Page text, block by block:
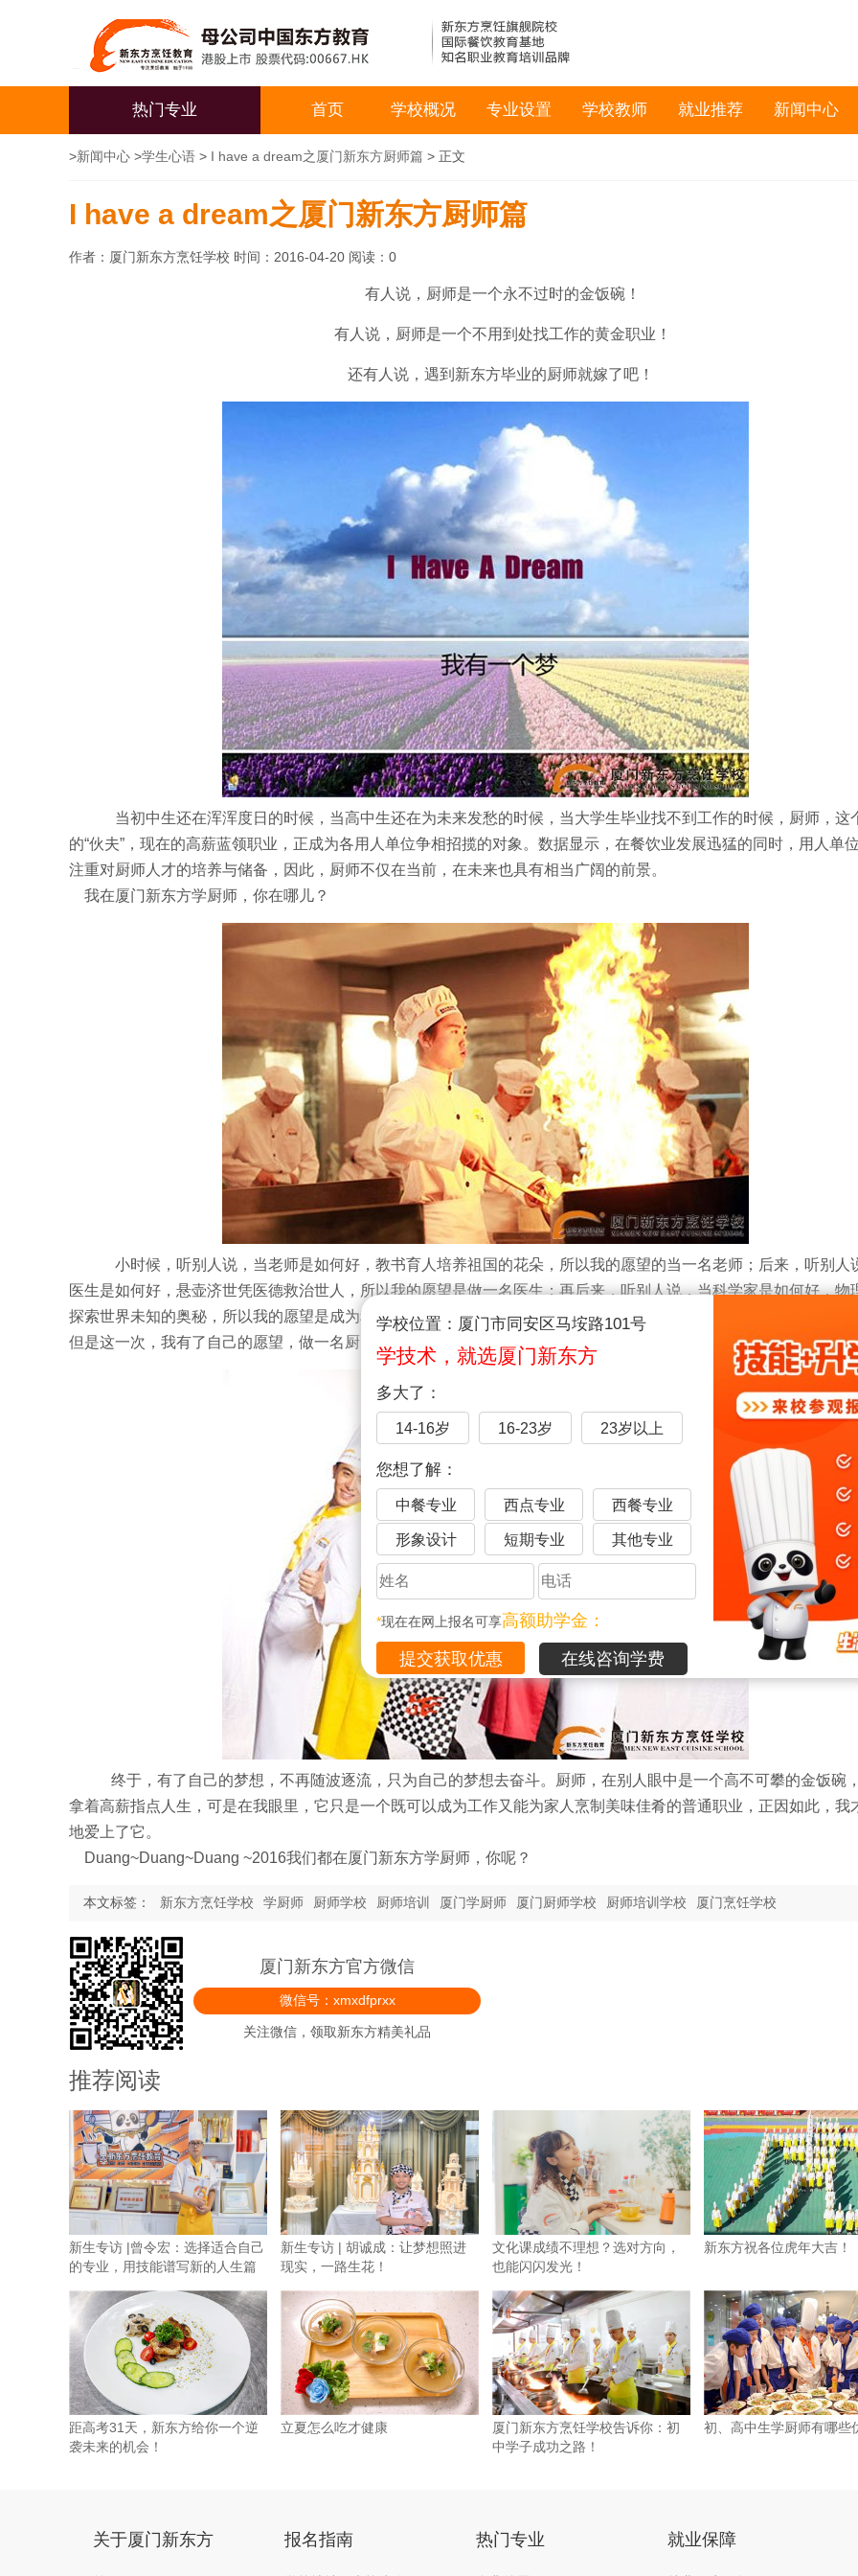
学校位置：厦门市同安区马垵路101号
学技术，就选厦门新东方
多大了：
14-16岁 16-23岁 23岁以上
您想了解：
中餐专业 西点专业 西餐专业
形象设计 短期专业 其他专业
*现在在网上报名可享高额助学金：
在线咨询学费
热门专业 首页 学校概况 专业设置 学校教师 就业推荐 新闻中心
>新闻中心 >学生心语 > I have a dream之厦门新东方厨师篇 > 正文
I have a dream之厦门新东方厨师篇
作者：厦门新东方烹饪学校 时间：2016-04-20 阅读： 0
有人说，厨师是一个永不过时的金饭碗！
有人说，厨师是一个不用到处找工作的黄金职业！
还有人说，遇到新东方毕业的厨师就嫁了吧！
当初中生还在浑浑度日的时候，当高中生还在为未来发愁的时候，当大学生毕业找不到工作的时候，厨师，这
的“伙夫”，现在的高薪蓝领职业，正成为各用人单位争相招揽的对象。数据显示，在餐饮业发展迅猛的同时，用人单
注重对厨师人才的培养与储备，因此，厨师不仅在当前，在未来也具有相当广阔的前景。
我在厦门新东方学厨师，你在哪儿？
小时候，听别人说，当老师是如何好，教书育人培养祖国的花朵，所以我的愿望的当一名老师；后来，听别人
医生是如何好，悬壶济世凭医德救治世人，所以我的愿望是做一名医生；再后来，听别人说，当科学家是如何好，物
探索世界未知的奥秘，所以我的愿望是成为科学家；长大后，听别人说，当公务员是如何好，朝九晚五喝茶度日工作
但是这一次，我有了自己的愿望，做一名厨师。
终于，有了自己的梦想，不再随波逐流，只为自己的梦想去奋斗。厨师，在别人眼中是一个高不可攀的金饭碗
拿着高薪指点人生，可是在我眼里，它只是一个既可以成为工作又能为家人烹制美味佳肴的普通职业，正因如此，我
地爱上了它。
Duang~Duang~Duang ~2016我们都在厦门新东方学厨师，你呢？
本文标签： 新东方烹饪学校 学厨师 厨师学校 厨师培训 厦门学厨师 厦门厨师学校 厨师培训学校 厦门烹饪学校
厦门新东方官方微信
微信号：xmxdfprxx
关注微信，领取新东方精美礼品
推荐阅读
新生专访 |曾令宏：选择适合自己
的专业，用技能谱写新的人生篇
新生专访 | 胡诚成：让梦想照进
现实，一路生花！
文化课成绩不理想？选对方向，
也能闪闪发光！
新东方祝各位虎年大吉！
距高考31天，新东方给你一个逆
袭未来的机会！
立夏怎么吃才健康
厦门新东方烹饪学校告诉你：初
中学子成功之路！
初、高中生学厨师有哪些
关于厦门新东方 报名指南 热门专业 就业保障